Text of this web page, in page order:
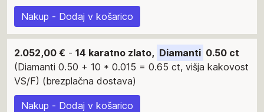
Nakup - Dodaj v košarico
2.052,00 € - 14 karatno zlato, Diamanti 0.50 ct
(Diamanti 0.50 + 10 * 0.015 = 0.65 ct, višja kakovost
VS/F) (brezplačna dostava)
Nakup - Dodaj v košarico